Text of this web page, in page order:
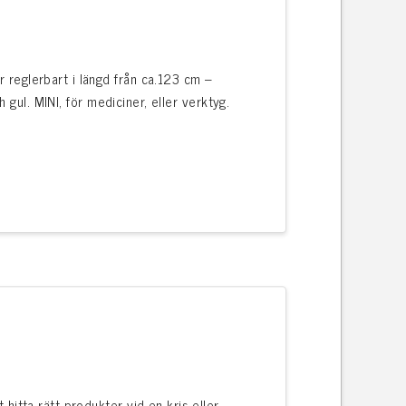
i längd från ca.123 cm –
MINI, för mediciner, eller verktyg.